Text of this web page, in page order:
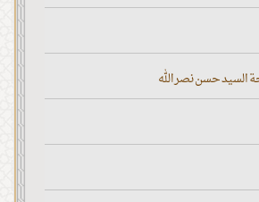
حسن نصر الله